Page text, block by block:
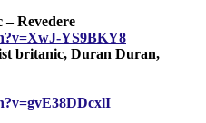
Revedere
YS9BKY8
britanic, Duran Duran,